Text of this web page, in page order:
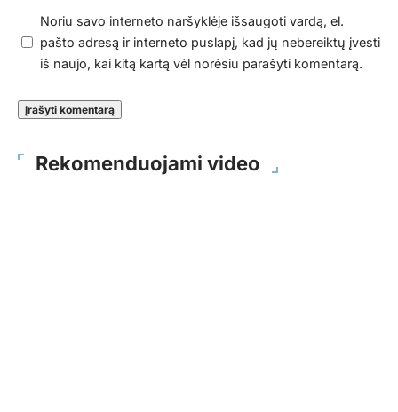
Noriu savo interneto naršyklėje išsaugoti vardą, el.
pašto adresą ir interneto puslapį, kad jų nebereiktų įvesti
iš naujo, kai kitą kartą vėl norėsiu parašyti komentarą.
Rekomenduojami video